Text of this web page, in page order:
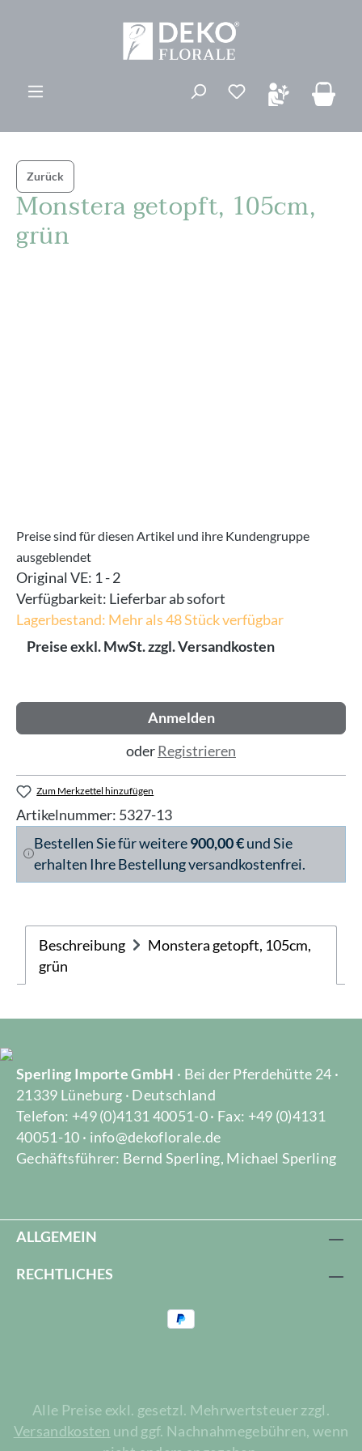
Du hast 0
Zurück
Monstera getopft, 105cm,
grün
Preise sind für diesen Artikel und ihre Kundengruppe
ausgeblendet
Original VE: 1 - 2
Verfügbarkeit: Lieferbar ab sofort
Lagerbestand: Mehr als 48 Stück verfügbar
Preise exkl. MwSt. zzgl. Versandkosten
Anmelden
oderRegistrieren
Zum Merkzettel hinzufügen
Artikelnummer: 5327-13
Bestellen Sie für weitere900,00 €und Sie
erhalten Ihre Bestellung versandkostenfrei.
Beschreibung
Monstera getopft, 105cm,
grün
Sperling Importe GmbH · Bei der Pferdehütte 24 ·
21339 Lüneburg · Deutschland
Telefon: +49 (0)4131 40051-0 · Fax: +49 (0)4131
40051-10 · info@dekoflorale.de
Gechäftsführer: Bernd Sperling, Michael Sperling
ALLGEMEIN
RECHTLICHES
Alle Preise exkl. gesetzl. Mehrwertsteuer zzgl.
Versandkosten und ggf. Nachnahmegebühren, wenn